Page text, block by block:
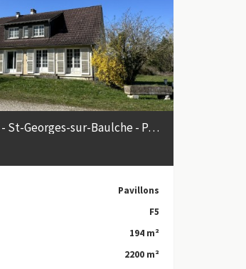
EXCLUSIVITÉ - St-Georges-sur-Baulche - Pavillon avec potentiel
Pavillons
F5
194 m²
2200 m²